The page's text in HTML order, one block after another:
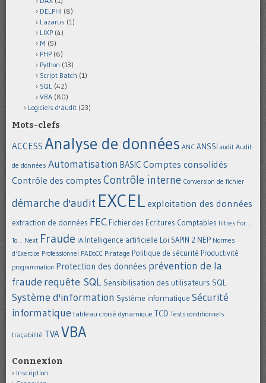
DELPHI (8)
Lazarus (1)
LIXP (4)
M (5)
PHP (6)
Python (13)
Script Batch (1)
SQL (42)
VBA (80)
Logiciels d'audit (23)
Mots-clefs
ACCESS Analyse de données ANC ANSSI audit Audit
de données Automatisation BASIC Comptes consolidés
Contrôle des comptes Contrôle interne Conversion de fichier
démarche d'audit EXCEL exploitation des données
extraction de données FEC Fichier des Ecritures Comptables filtres For...
To... Next Fraude IA Intelligence artificielle Loi SAPIN 2 NEP Normes
d'Exercice Professionnel PADoCC Piratage Politique de sécurité Productivité
programmation Protection des données prévention de la
fraude requête SQL Sensibilisation des utilisateurs SQL
Système d'information Système informatique Sécurité
informatique tableau croisé dynamique TCD Tests conditionnels
traçabilité TVAVBA
Connexion
Inscription